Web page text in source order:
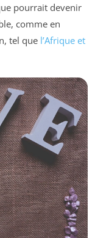
pourrait devenir
comme en
tel que l’Afrique et